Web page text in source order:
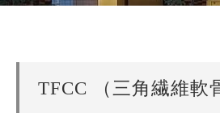
TFCC （三角繊維軟